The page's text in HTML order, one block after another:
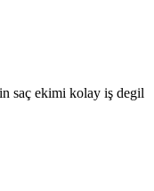
saç ekimi kolay iş degil